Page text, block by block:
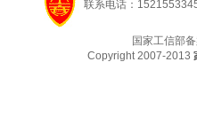
联系电话：
国家工信部
Copyright 2007-2013